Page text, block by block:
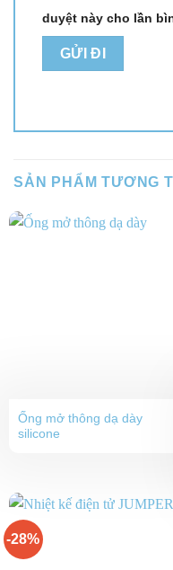
duyệt này cho lần
SẢN PHẨM TƯƠNG
Ống mở thông dạ dày
silicone
-28%